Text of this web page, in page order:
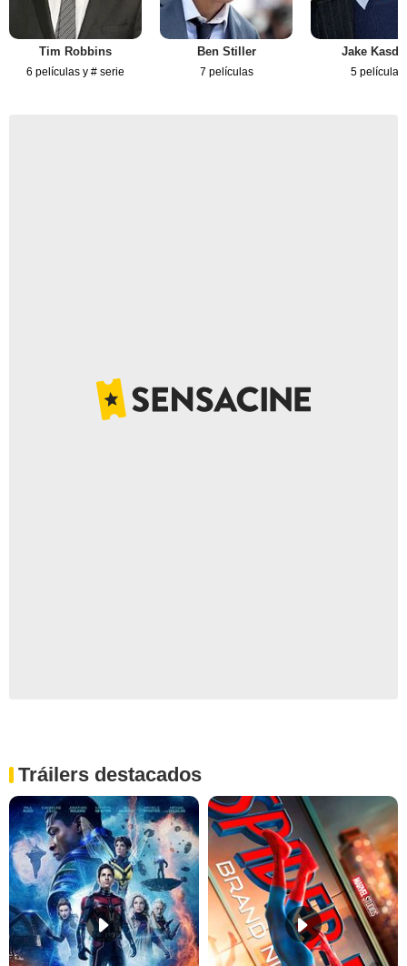
Tim Robbins
6 películas y # serie
Ben Stiller
7 películas
Jake
5 películas
Tráilers destacados